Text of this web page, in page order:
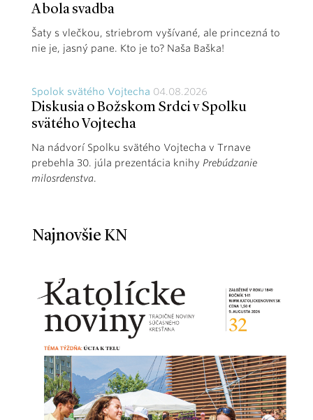
A bola svadba
Šaty s vlečkou, striebrom vyšívané, ale princezná to
nie je, jasný pane. Kto je to? Naša Baška!
Spolok svätého Vojtecha 04.08.2026
Diskusia o Božskom Srdci v Spolku
svätého Vojtecha
Na nádvorí Spolku svätého Vojtecha v Trnave
prebehla 30. júla prezentácia knihy Prebúdzanie
milosrdenstva.
Najnovšie KN